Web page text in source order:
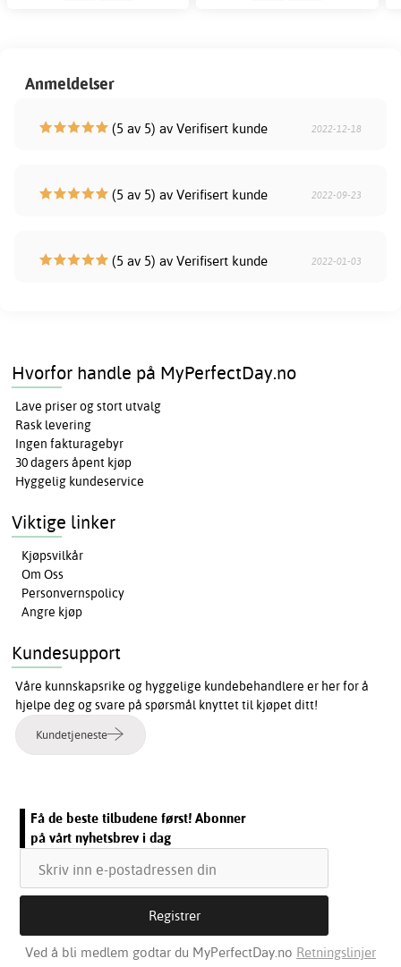
Anmeldelser
(5 av 5) av Verifisert kunde 2022-12-18
(5 av 5) av Verifisert kunde 2022-09-23
(5 av 5) av Verifisert kunde 2022-01-03
Hvorfor handle på MyPerfectDay.no
Lave priser og stort utvalg
Rask levering
Ingen fakturagebyr
30 dagers åpent kjøp
Hyggelig kundeservice
Viktige linker
Kjøpsvilkår
Om Oss
Personvernspolicy
Angre kjøp
Kundesupport
Våre kunnskapsrike og hyggelige kundebehandlere er her for å
hjelpe deg og svare på spørsmål knyttet til kjøpet ditt!
Kundetjeneste
Få de beste tilbudene først! Abonner
på vårt nyhetsbrev i dag
Ved å bli medlem godtar du MyPerfectDay.no Retningslinjer